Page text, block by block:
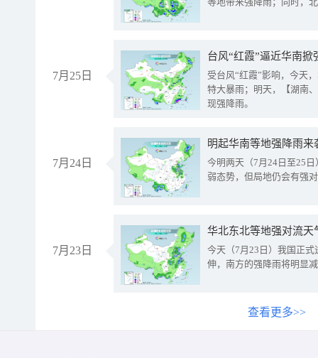
7月25日
台风“红霞”逼近华南
受台风“红霞”影响，今天
特大暴雨；明天，【湖南
现强降雨。
7月24日
明起华南等地强降雨
今明两天（7月24日至25
弱态势，但局地仍会有强
7月23日
华北东北等地强对流天
今天（7月23日）我国正
伸，南方的强降雨将明显
查看更多>>